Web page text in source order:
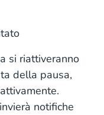
si riattiveranno
della pausa,
notifiche